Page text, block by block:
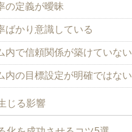
の定義が曖昧
ばかり意識している
内で信頼関係が築けていない
内の目標設定が明確ではない
じる影響